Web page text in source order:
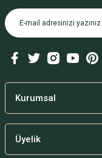
Kurumsal
Üyelik